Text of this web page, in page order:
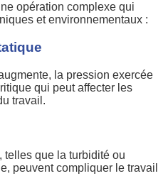
opération complexe qui
et environnementaux :
la pression exercée
qui peut affecter les
travail.
telles que la turbidité ou
peuvent compliquer le travail